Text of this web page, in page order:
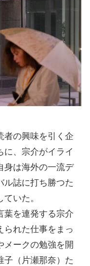
者の興味を引く企
に、宗介がイライ
身は海外の一流デ
ル誌に打ち勝つた
いた。
葉を連発する宗介
られた仕事をまっ
メークの勉強を開
子（片瀬那奈）た